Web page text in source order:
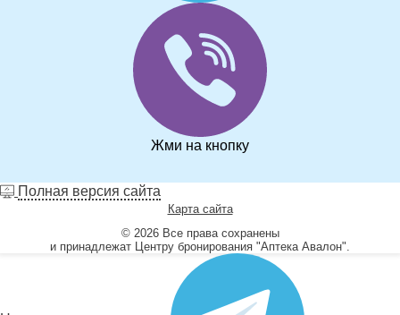
Жми на кнопку
Полная версия сайта
Карта сайта
© 2026 Все права сохранены
и принадлежат Центру бронирования "Аптека Авалон".